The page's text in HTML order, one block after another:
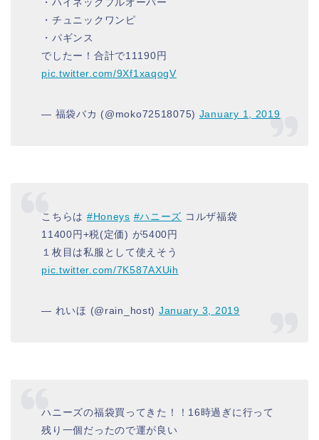
・チュニックワンピ
・パギンス
でしたー！合計で11190円
pic.twitter.com/9Xf1xaqogV
— 福袋バカ (@moko72518075) January 1, 2019
こちらは #Honeys #ハニーズ コルザ福袋
11400円+税(定価) が5400円
１枚目は私服として使えそう
pic.twitter.com/7K587AXUih
— れいほ (@rain_host) January 3, 2019
ハニーズの福袋買ってきた！！16時過ぎに行って
残り一個だったので運が良い